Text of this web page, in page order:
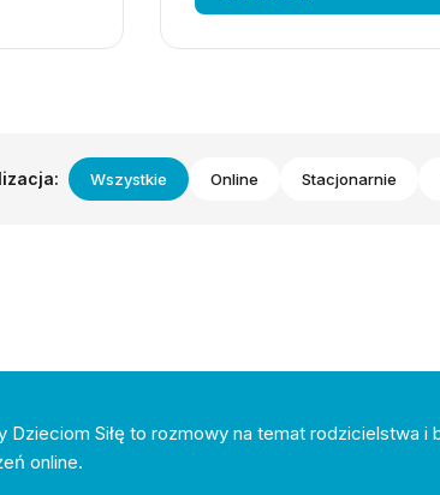
Wszystkie Online Stacjonarnie
Dzieciom Siłę to rozmowy na temat rodzicielstwa
online.